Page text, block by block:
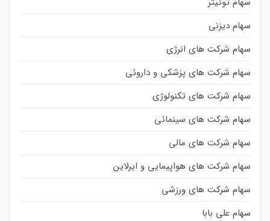
سهام دیزنی
سهام شرکت های انرژی
سهام شرکت های پزشکی و داروئی
سهام شرکت های تکنولوژی
سهام شرکت های سینمائی
سهام شرکت های مالی
سهام شرکت های هواپیمایی و ایرلاین
سهام شرکت های ورزشی
سهام علی بابا